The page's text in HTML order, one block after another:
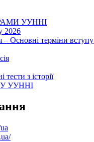
УУННІ
2026
– Основні терміни вступу
тести з історії
УУННІ